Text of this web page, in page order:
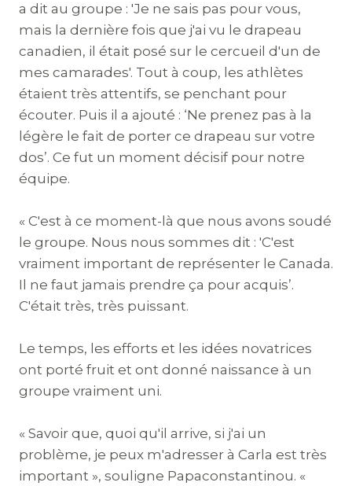
a dit au groupe : 'Je ne sais pas pour vous,
mais la dernière fois que j'ai vu le drapeau
canadien, il était posé sur le cercueil d'un de
mes camarades'. Tout à coup, les athlètes
étaient très attentifs, se penchant pour
écouter. Puis il a ajouté : ‘Ne prenez pas à la
légère le fait de porter ce drapeau sur votre
dos’. Ce fut un moment décisif pour notre
équipe.
« C'est à ce moment-là que nous avons soudé
le groupe. Nous nous sommes dit : 'C'est
vraiment important de représenter le Canada.
Il ne faut jamais prendre ça pour acquis’.
C'était très, très puissant.
Le temps, les efforts et les idées novatrices
ont porté fruit et ont donné naissance à un
groupe vraiment uni.
« Savoir que, quoi qu'il arrive, si j'ai un
problème, je peux m'adresser à Carla est très
important », souligne Papaconstantinou. «